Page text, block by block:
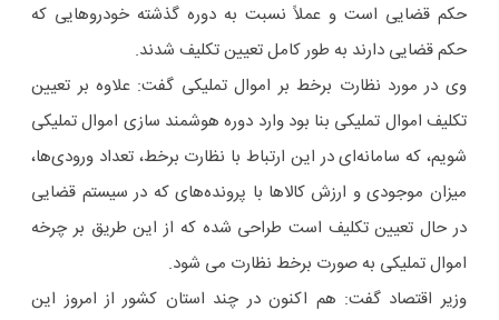
حکم قضایی است و عملاً نسبت به دوره گذشته خودروهایی که
حکم قضایی دارند به طور کامل تعیین تکلیف شدند.
وی در مورد نظارت برخط بر اموال تملیکی گفت: علاوه بر تعیین
تکلیف اموال تملیکی بنا بود وارد دوره هوشمند سازی اموال تملیکی
شویم، که سامانه‌ای در این ارتباط با نظارت برخط، تعداد ورودی‌ها،
میزان موجودی و ارزش کالاها با پرونده‌های که در سیستم قضایی
در حال تعیین تکلیف است طراحی شده که از این طریق بر چرخه
اموال تملیکی به صورت برخط نظارت می شود.
وزیر اقتصاد گفت: هم اکنون در چند استان کشور از امروز این